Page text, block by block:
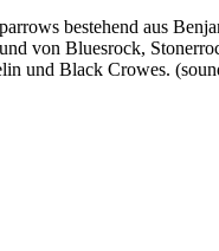
bestehend aus
von Bluesrock,
und Black Crowes.